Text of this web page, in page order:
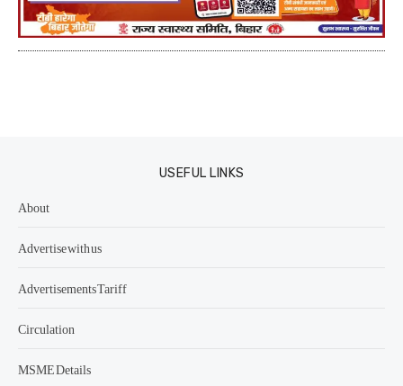
USEFUL LINKS
About
Advertise with us
Advertisements Tariff
Circulation
MSME Details